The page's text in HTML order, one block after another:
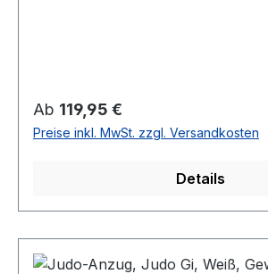
Regulärer Preis:
Ab 119,95 €
Preise inkl. MwSt. zzgl. Versandkosten
Details